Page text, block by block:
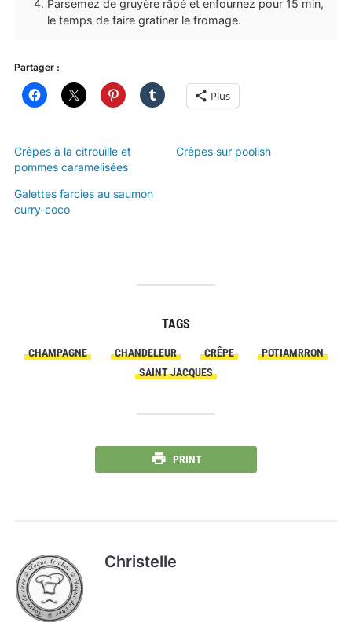
Parsemez de gruyère râpé et enfournez pour 15 min,
le temps de faire gratiner le fromage.
Partager :
Plus
Crêpes à la citrouille et
pommes caramélisées
Crêpes sur poolish
Galettes farcies au saumon
curry-coco
TAGS
CHAMPAGNE CHANDELEUR CRÊPE
POTIAMRRON
SAINT JACQUES
PRINT
Christelle